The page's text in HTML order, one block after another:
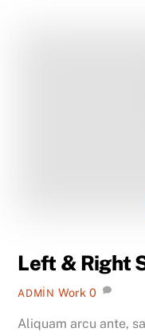
Left & Right
ADMIN Work 0
Aliquam arcu ante,